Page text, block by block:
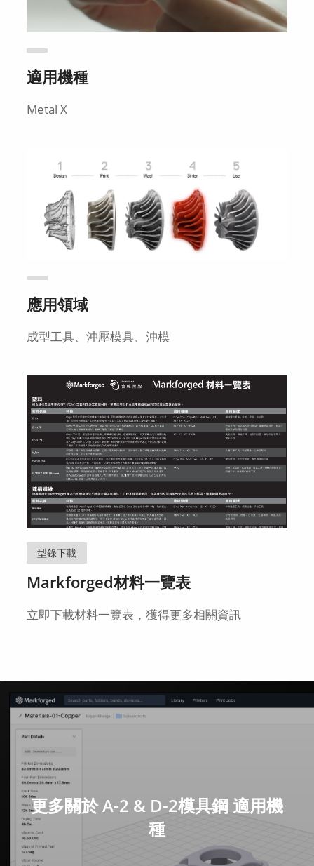
適用機種
Metal X
應用領域
成型工具、沖壓模具、沖模
型錄下載
Markforged材料一覽表
立即下載材料一覽表，獲得更多相關資訊
更多關於 A-2 & D-2模具鋼 適用機
種